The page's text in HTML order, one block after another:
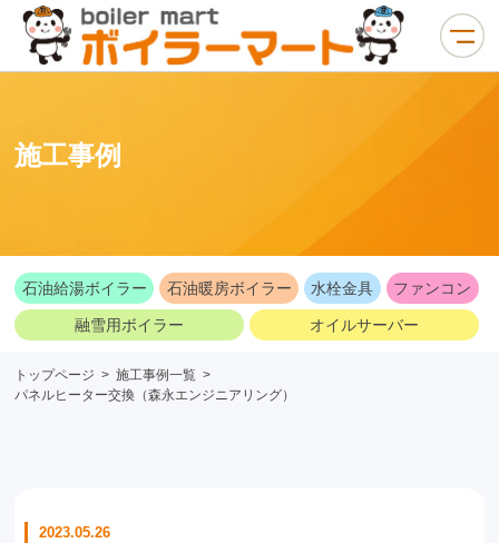
施工事例
石油給湯ボイラー 石油暖房ボイラー 水栓金具 ファンコン
融雪用ボイラー オイルサーバー
トップページ > 施工事例一覧 >
パネルヒーター交換（森永エンジニアリング）
2023.05.26